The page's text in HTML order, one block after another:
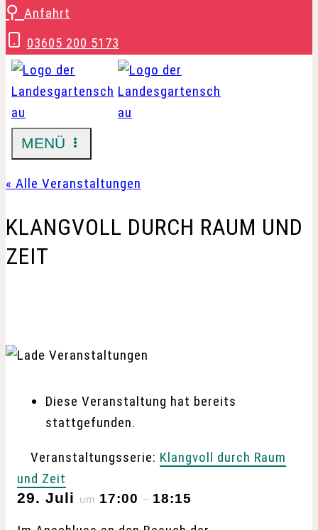
Zum
Inhalt
springen
⚲ Anfahrt
03605 200 5173
MENÜ
« Alle Veranstaltungen
KLANGVOLL DURCH RAUM UND
ZEIT
Diese Veranstaltung hat bereits
stattgefunden.
Veranstaltungsserie: Klangvoll durch Raum
und Zeit
29. Juli um 17:00 – 18:15